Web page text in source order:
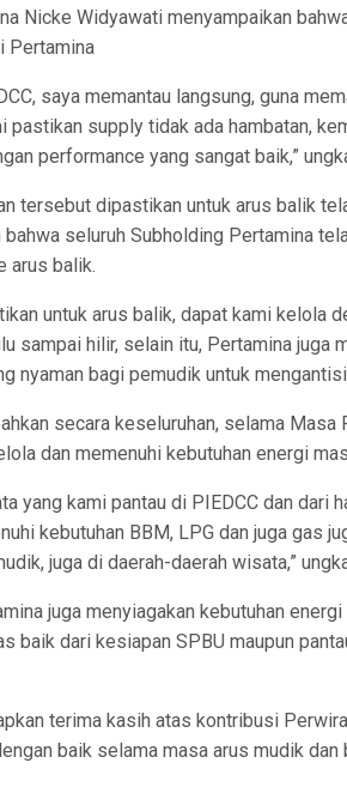
Nicke Widyawati menyampaikan
Pertamina
saya memantau langsung, guna
pastikan supply tidak ada hambatan,
performance yang sangat baik,”
tersebut dipastikan untuk arus balik
bahwa seluruh Subholding Pertamina
arus balik.
untuk arus balik, dapat kami kelola
sampai hilir, selain itu, Pertamina
nyaman bagi pemudik untuk
secara keseluruhan, selama
dan memenuhi kebutuhan energi
yang kami pantau di PIEDCC dan
kebutuhan BBM, LPG dan juga gas
juga di daerah-daerah wisata,”
juga menyiagakan kebutuhan
baik dari kesiapan SPBU maupun
terima kasih atas kontribusi
baik selama masa arus mudik dan